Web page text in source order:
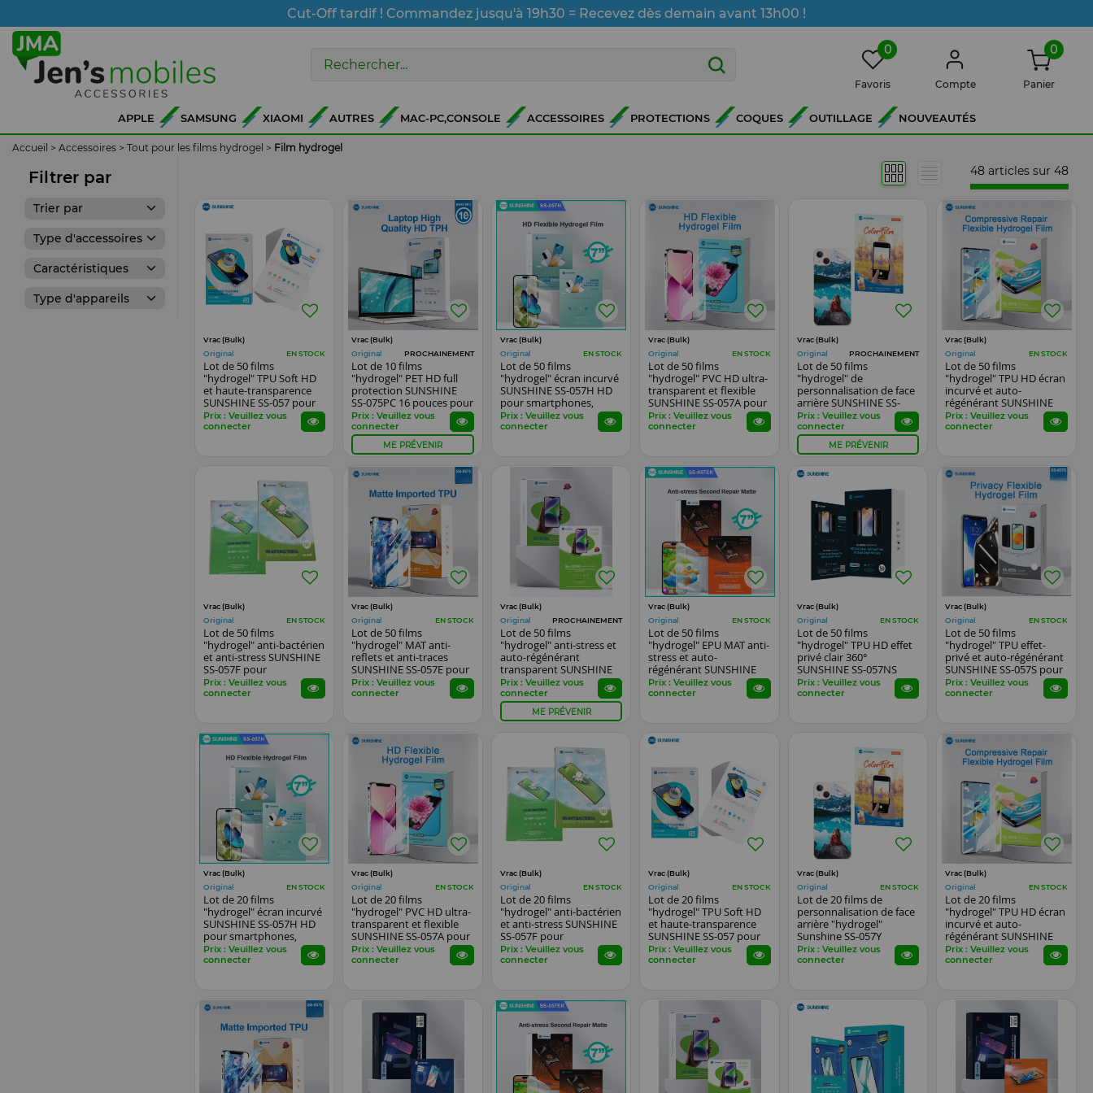
Cut-Off tardif ! Commandez jusqu'à 19h30 = Recevez dès demain avant 13h00 !
0
Favoris Compte
0
Panier
APPLE SAMSUNG XIAOMI AUTRES MAC-PC,CONSOLE ACCESSOIRES PROTECTIONS COQUES OUTILLAGE NOUVEAUTÉS
Accueil > Accessoires > Tout pour les films hydrogel > Film hydrogel
Filtrer par
Trier par
Type d'accessoires
Caractéristiques
Type d'appareils
48 articles sur 48
Vrac (Bulk)
Original
EN STOCK
Lot de 50 films
"hydrogel" TPU Soft HD
et haute-transparence
SUNSHINE SS-057 pour
smartphones, watch...
Prix : Veuillez vous
connecter
Vrac (Bulk)
Original
PROCHAINEMENT
Lot de 10 films
"hydrogel" PET HD full
protection SUNSHINE
SS-075PC 16 pouces pour
ordinateurs
Prix : Veuillez vous
connecter
ME PRÉVENIR
Vrac (Bulk)
Original
EN STOCK
Lot de 50 films
"hydrogel" écran incurvé
SUNSHINE SS-057H HD
pour smartphones,
watch...
Prix : Veuillez vous
connecter
Vrac (Bulk)
Original
EN STOCK
Lot de 50 films
"hydrogel" PVC HD ultra-
transparent et flexible
SUNSHINE SS-057A pour
smartphones, watch...
Prix : Veuillez vous
connecter
Vrac (Bulk)
Original
PROCHAINEMENT
Lot de 50 films
"hydrogel" de
personnalisation de face
arrière SUNSHINE SS-
057Y pour smartphones
Prix : Veuillez vous
connecter
ME PRÉVENIR
Vrac (Bulk)
Original
EN STOCK
Lot de 50 films
"hydrogel" TPU HD écran
incurvé et auto-
régénérant SUNSHINE
SS-057R pour
smartphones, watch...
Prix : Veuillez vous
connecter
Vrac (Bulk)
Original
EN STOCK
Lot de 50 films
"hydrogel" anti-bactérien
et anti-stress SUNSHINE
SS-057F pour
smartphones, watch...
Prix : Veuillez vous
connecter
Vrac (Bulk)
Original
EN STOCK
Lot de 50 films
"hydrogel" MAT anti-
reflets et anti-traces
SUNSHINE SS-057E pour
smartphones, watch...
Prix : Veuillez vous
connecter
Vrac (Bulk)
Original
PROCHAINEMENT
Lot de 50 films
"hydrogel" anti-stress et
auto-régénérant
transparent SUNSHINE
SS-057RK HD pour
smartphones
Prix : Veuillez vous
connecter
ME PRÉVENIR
Vrac (Bulk)
Original
EN STOCK
Lot de 50 films
"hydrogel" EPU MAT anti-
stress et auto-
régénérant SUNSHINE
SS-057EK pour
smartphones
Prix : Veuillez vous
connecter
Vrac (Bulk)
Original
EN STOCK
Lot de 50 films
"hydrogel" TPU HD effet
privé clair 360°
SUNSHINE SS-057NS
pour smartphones
Prix : Veuillez vous
connecter
Vrac (Bulk)
Original
EN STOCK
Lot de 50 films
"hydrogel" TPU effet-
privé et auto-régénérant
SUNSHINE SS-057S pour
smartphones, watch...
Prix : Veuillez vous
connecter
Vrac (Bulk)
Original
EN STOCK
Lot de 20 films
"hydrogel" écran incurvé
SUNSHINE SS-057H HD
pour smartphones,
watch...
Prix : Veuillez vous
connecter
Vrac (Bulk)
Original
EN STOCK
Lot de 20 films
"hydrogel" PVC HD ultra-
transparent et flexible
SUNSHINE SS-057A pour
smartphones, watch...
Prix : Veuillez vous
connecter
Vrac (Bulk)
Original
EN STOCK
Lot de 20 films
"hydrogel" anti-bactérien
et anti-stress SUNSHINE
SS-057F pour
smartphones, watch...
Prix : Veuillez vous
connecter
Vrac (Bulk)
Original
EN STOCK
Lot de 20 films
"hydrogel" TPU Soft HD
et haute-transparence
SUNSHINE SS-057 pour
smartphones, watch...
Prix : Veuillez vous
connecter
Vrac (Bulk)
Original
EN STOCK
Lot de 20 films de
personnalisation de face
arrière "hydrogel"
Sunshine SS-057Y
smartphone
Prix : Veuillez vous
connecter
Vrac (Bulk)
Original
EN STOCK
Lot de 20 films
"hydrogel" TPU HD écran
incurvé et auto-
régénérant SUNSHINE
SS-057R pour
smartphones, watch...
Prix : Veuillez vous
connecter